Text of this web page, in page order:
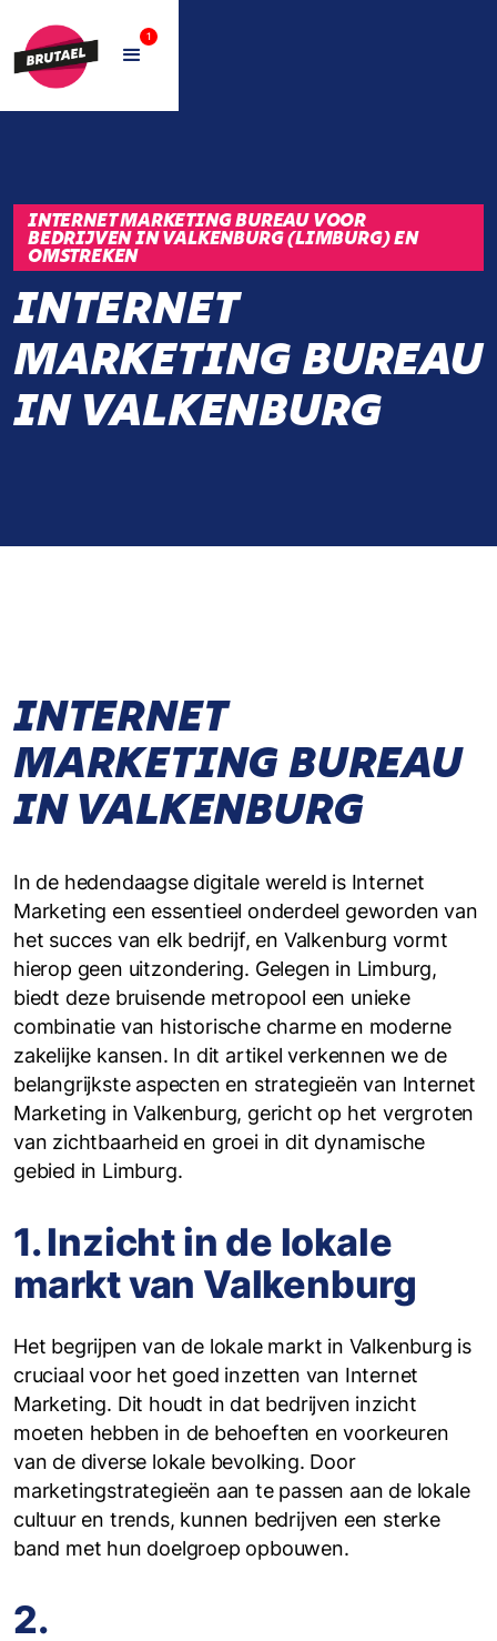
1
INTERNET MARKETING BUREAU VOOR
BEDRIJVEN IN VALKENBURG (LIMBURG) EN
OMSTREKEN
INTERNET
MARKETING BUREAU
IN VALKENBURG
INTERNET
MARKETING BUREAU
IN VALKENBURG
In de hedendaagse digitale wereld is Internet
Marketing een essentieel onderdeel geworden van
het succes van elk bedrijf, en Valkenburg vormt
hierop geen uitzondering. Gelegen in Limburg,
biedt deze bruisende metropool een unieke
combinatie van historische charme en moderne
zakelijke kansen. In dit artikel verkennen we de
belangrijkste aspecten en strategieën van Internet
Marketing in Valkenburg, gericht op het vergroten
van zichtbaarheid en groei in dit dynamische
gebied in Limburg.
1. Inzicht in de lokale
markt van Valkenburg
Het begrijpen van de lokale markt in Valkenburg is
cruciaal voor het goed inzetten van Internet
Marketing. Dit houdt in dat bedrijven inzicht
moeten hebben in de behoeften en voorkeuren
van de diverse lokale bevolking. Door
marketingstrategieën aan te passen aan de lokale
cultuur en trends, kunnen bedrijven een sterke
band met hun doelgroep opbouwen.
2.